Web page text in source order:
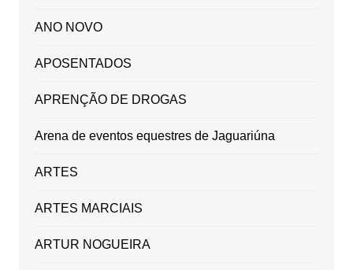
ANO NOVO
APOSENTADOS
APRENÇÃO DE DROGAS
Arena de eventos equestres de Jaguariúna
ARTES
ARTES MARCIAIS
ARTUR NOGUEIRA